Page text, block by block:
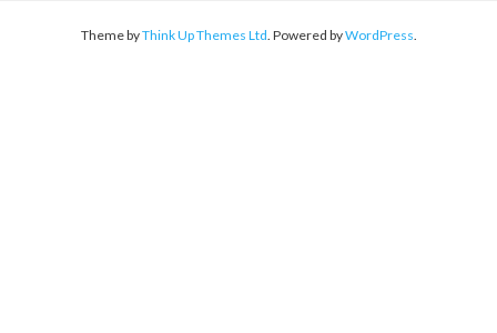
Theme byThink Up Themes Ltd. Powered byWordPress.